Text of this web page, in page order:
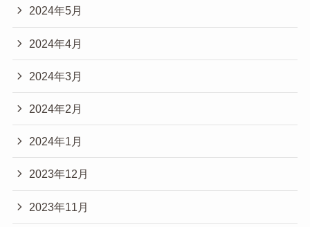
2024年5月
2024年4月
2024年3月
2024年2月
2024年1月
2023年12月
2023年11月